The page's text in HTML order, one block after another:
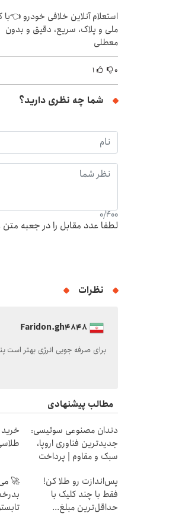
استعلام آنلاین خلافی خودرو 👈با
ملی و پلاک، سریع، دقیق و بدون
معطلی
۰ ۱
شما چه نظری دارید؟
0/400
لطفا عدد مقابل را در جعبه متن
نظرات
Faridon.gh4848
برای صرفه جویی انرژی بهتر است
مطالب پیشنهادی
دندان مصنوعی سوئیسی:
جدیدترین فناوری اروپا،
سبک و مقاوم | پرداخت
پس‌اندازت رو طلا کن!
فقط با چند کلیک با
حداقل‌ترین مبلغ...
🚀